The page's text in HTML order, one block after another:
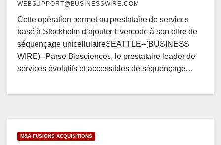
WEBSUPPORT@BUSINESSWIRE.COM
Cette opération permet au prestataire de services
basé à Stockholm d’ajouter Evercode à son offre de
séquençage unicellulaireSEATTLE--(BUSINESS
WIRE)--Parse Biosciences, le prestataire leader de
services évolutifs et accessibles de séquençage…
M&A FUSIONS ACQUISITIONS